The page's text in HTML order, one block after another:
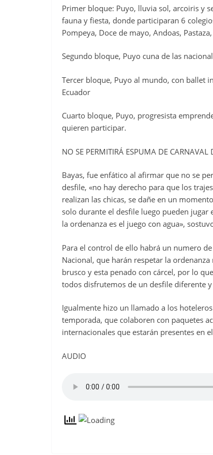
Primer bloque: Puyo, lluvia sol, arcoiris y
fauna y fiesta, donde participaran 6
Pompeya, Doce de mayo, Andoas,
Segundo bloque, Puyo cuna de las
Tercer bloque, Puyo al mundo, con ballet
Ecuador
Cuarto bloque, Puyo, progresista
quieren participar.
NO SE PERMITIRÁ ESPUMA DE CARNAVAL
Bayas, fue enfático al afirmar que no se
desfile, «no hay derecho para que los
realizan las chicas, se dañe en un
solo durante el desfile luego pueden
la ordenanza es el juego con agua»,
Para el control de ello habrá un numero
Nacional, que harán respetar la
brusco y esta penado con cárcel, por lo
todos disfrutemos de un desfile diferente
Igualmente hizo un llamado a los
temporada, que colaboren con paquetes
internacionales que estarán presentes en
AUDIO